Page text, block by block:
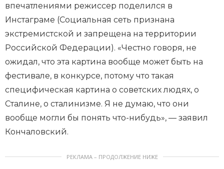
впечатлениями режиссер поделился в
Инстаграме (Социальная сеть признана
экстремистской и запрещена на территории
Российской Федерации). «Честно говоря, не
ожидал, что эта картина вообще может быть на
фестивале, в конкурсе, потому что такая
специфическая картина о советских людях, о
Сталине, о сталинизме. Я не думаю, что они
вообще могли бы понять что-нибудь», — заявил
Кончаловский.
РЕКЛАМА – ПРОДОЛЖЕНИЕ НИЖЕ